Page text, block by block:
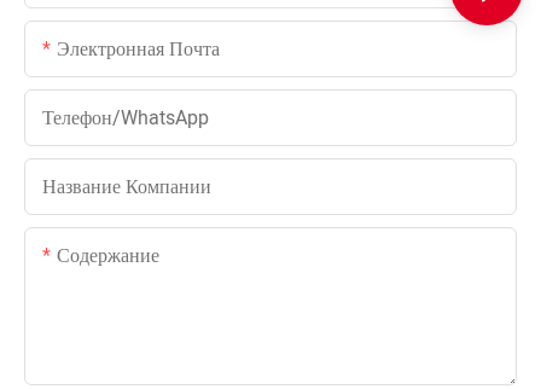
Электронная Почта
Телефон/WhatsApp
Название Компании
Содержание